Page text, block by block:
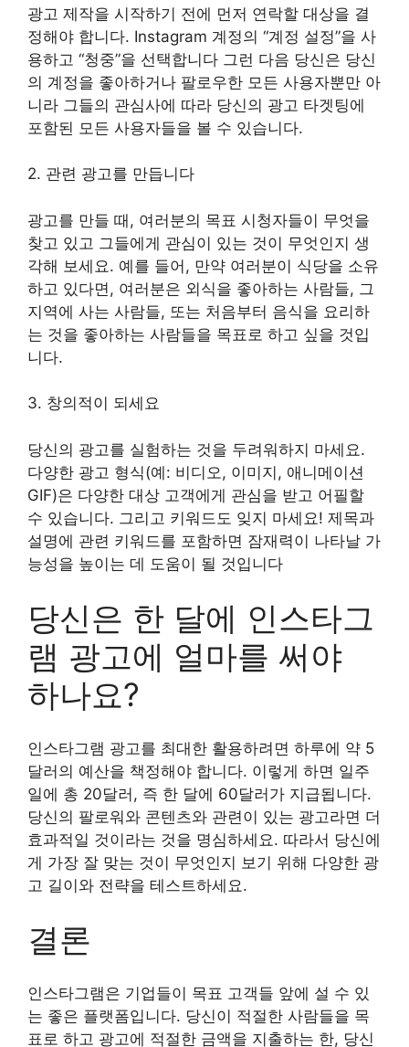
광고 제작을 시작하기 전에 먼저 연락할 대상을 결
정해야 합니다. Instagram 계정의 “계정 설정”을 사
용하고 “청중”을 선택합니다 그런 다음 당신은 당신
의 계정을 좋아하거나 팔로우한 모든 사용자뿐만 아
니라 그들의 관심사에 따라 당신의 광고 타겟팅에
포함된 모든 사용자들을 볼 수 있습니다.
2. 관련 광고를 만듭니다
광고를 만들 때, 여러분의 목표 시청자들이 무엇을
찾고 있고 그들에게 관심이 있는 것이 무엇인지 생
각해 보세요. 예를 들어, 만약 여러분이 식당을 소유
하고 있다면, 여러분은 외식을 좋아하는 사람들, 그
지역에 사는 사람들, 또는 처음부터 음식을 요리하
는 것을 좋아하는 사람들을 목표로 하고 싶을 것입
니다.
3. 창의적이 되세요
당신의 광고를 실험하는 것을 두려워하지 마세요.
다양한 광고 형식(예: 비디오, 이미지, 애니메이션
GIF)은 다양한 대상 고객에게 관심을 받고 어필할
수 있습니다. 그리고 키워드도 잊지 마세요! 제목과
설명에 관련 키워드를 포함하면 잠재력이 나타날 가
능성을 높이는 데 도움이 될 것입니다
당신은 한 달에 인스타그
램 광고에 얼마를 써야
하나요?
인스타그램 광고를 최대한 활용하려면 하루에 약 5
달러의 예산을 책정해야 합니다. 이렇게 하면 일주
일에 총 20달러, 즉 한 달에 60달러가 지급됩니다.
당신의 팔로워와 콘텐츠와 관련이 있는 광고라면 더
효과적일 것이라는 것을 명심하세요. 따라서 당신에
게 가장 잘 맞는 것이 무엇인지 보기 위해 다양한 광
고 길이와 전략을 테스트하세요.
결론
인스타그램은 기업들이 목표 고객들 앞에 설 수 있
는 좋은 플랫폼입니다. 당신이 적절한 사람들을 목
표로 하고 광고에 적절한 금액을 지출하는 한, 당신